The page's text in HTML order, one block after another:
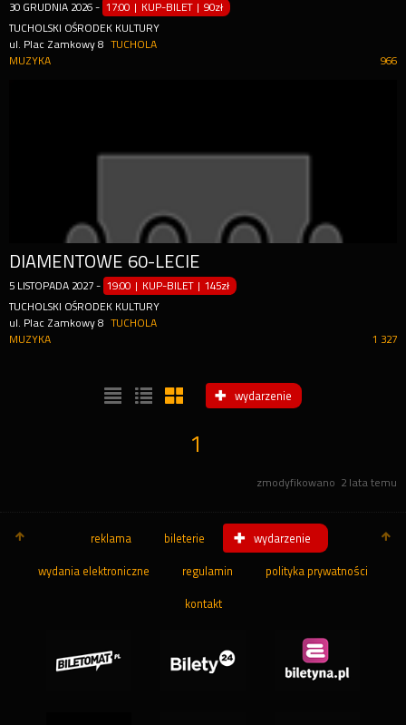
30 GRUDNIA 2026 - 17:00 | KUP-BILET |90zł
TUCHOLSKI OŚRODEK KULTURY
ul. Plac Zamkowy 8
TUCHOLA
966
MUZYKA
DIAMENTOWE 60-LECIE
5 LISTOPADA 2027 - 19:00 | KUP-BILET |145zł
TUCHOLSKI OŚRODEK KULTURY
ul. Plac Zamkowy 8
TUCHOLA
1 327
MUZYKA
wydarzenie
1
zmodyfikowano 2 lata temu
reklama bileterie wydarzenie
wydania elektroniczne regulamin polityka prywatności
kontakt